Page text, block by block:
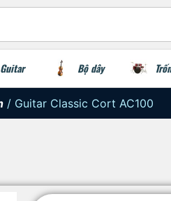
Guitar Bộ dây
/ Guitar Classic Cort AC100